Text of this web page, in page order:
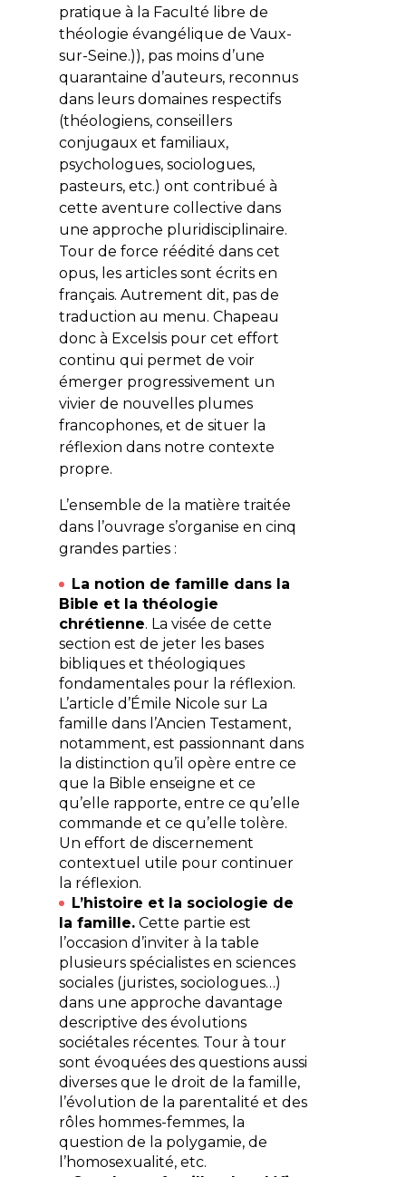
pratique à la Faculté libre de
théologie évangélique de Vaux-
sur-Seine.)), pas moins d’une
quarantaine d’auteurs, reconnus
dans leurs domaines respectifs
(théologiens, conseillers
conjugaux et familiaux,
psychologues, sociologues,
pasteurs, etc.) ont contribué à
cette aventure collective dans
une approche pluridisciplinaire.
Tour de force réédité dans cet
opus, les articles sont écrits en
français. Autrement dit, pas de
traduction au menu. Chapeau
donc à Excelsis pour cet effort
continu qui permet de voir
émerger progressivement un
vivier de nouvelles plumes
francophones, et de situer la
réflexion dans notre contexte
propre.
L’ensemble de la matière traitée
dans l’ouvrage s’organise en cinq
grandes parties :
La notion de famille dans la
Bible et la théologie
chrétienne. La visée de cette
section est de jeter les bases
bibliques et théologiques
fondamentales pour la réflexion.
L’article d’Émile Nicole sur La
famille dans l’Ancien Testament,
notamment, est passionnant dans
la distinction qu’il opère entre ce
que la Bible enseigne et ce
qu’elle rapporte, entre ce qu’elle
commande et ce qu’elle tolère.
Un effort de discernement
contextuel utile pour continuer
la réflexion.
L’histoire et la sociologie de
la famille.Cette partie est
l’occasion d’inviter à la table
plusieurs spécialistes en sciences
sociales (juristes, sociologues…)
dans une approche davantage
descriptive des évolutions
sociétales récentes. Tour à tour
sont évoquées des questions aussi
diverses que le droit de la famille,
l’évolution de la parentalité et des
rôles hommes-femmes, la
question de la polygamie, de
l’homosexualité, etc.